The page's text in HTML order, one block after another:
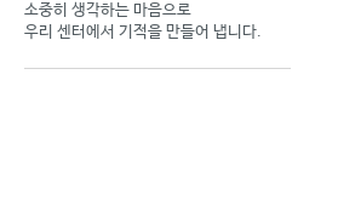
소중히 생각하는 마음으로
우리 센터에서 기적을 만들어 냅니다.